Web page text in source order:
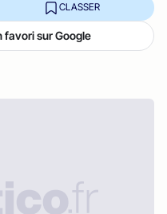
CLASSER
sur Google